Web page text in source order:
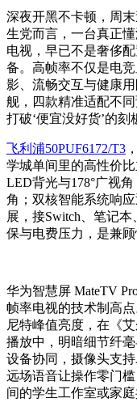
深夜开黑不卡顿，周
生党而言，一台真正
电视，早已不是奢侈
备。高帧率不仅是电
影、流畅交互与健康
舰，四款精准适配不
打破‘便宜没好货’的刻
飞利浦50PUF6172/T3
学城单间里的高性价
LED背光与178°广视
角；双核智能系统响
展，接Switch、笔记
保与电费压力，是兼
华为智慧屏 MateTV
帧率电视的技术制高
尼特峰值亮度，在《
播放中，明暗细节纤
设备协同，摄像头支
远场语音让操作零门
间的学生工作室或家庭